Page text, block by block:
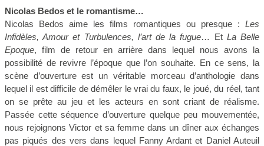
Nicolas Bedos et le romantisme…
Nicolas Bedos aime les films romantiques ou presque : Les
Infidèles, Amour et Turbulences, l’art de la fugue… Et La Belle
Epoque, film de retour en arrière dans lequel nous avons la
possibilité de revivre l’époque que l’on souhaite. En ce sens, la
scène d’ouverture est un véritable morceau d’anthologie dans
lequel il est difficile de démêler le vrai du faux, le joué, du réel, tant
on se prête au jeu et les acteurs en sont criant de réalisme.
Passée cette séquence d’ouverture quelque peu mouvementée,
nous rejoignons Victor et sa femme dans un dîner aux échanges
pas piqués des vers dans lequel Fanny Ardant et Daniel Auteuil